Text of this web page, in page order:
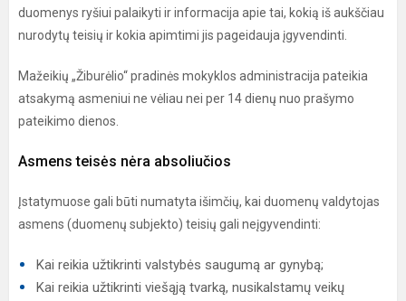
duomenys ryšiui palaikyti ir informacija apie tai, kokią iš aukščiau
nurodytų teisių ir kokia apimtimi jis pageidauja įgyvendinti.
Mažeikių „Žiburėlio“ pradinės mokyklos administracija pateikia
atsakymą asmeniui ne vėliau nei per 14 dienų nuo prašymo
pateikimo dienos.
Asmens teisės nėra absoliučios
Įstatymuose gali būti numatyta išimčių, kai duomenų valdytojas
asmens (duomenų subjekto) teisių gali neįgyvendinti:
Kai reikia užtikrinti valstybės saugumą ar gynybą;
Kai reikia užtikrinti viešąją tvarką, nusikalstamų veikų